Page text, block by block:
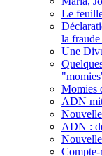
Le
la fraude
Une
Momies
ADN
ADN :
Compte-